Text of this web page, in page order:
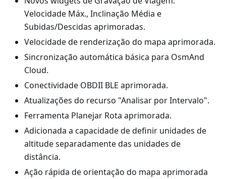
Velocidade Máx., Inclinação Média e
Subidas/Descidas aprimoradas.
Velocidade de renderização do mapa aprimorada.
Sincronização automática básica para OsmAnd
Cloud.
Conectividade OBDII BLE aprimorada.
Atualizações do recurso "Analisar por Intervalo".
Ferramenta Planejar Rota aprimorada.
Adicionada a capacidade de definir unidades de
altitude separadamente das unidades de
distância.
Ação rápida de orientação do mapa aprimorada